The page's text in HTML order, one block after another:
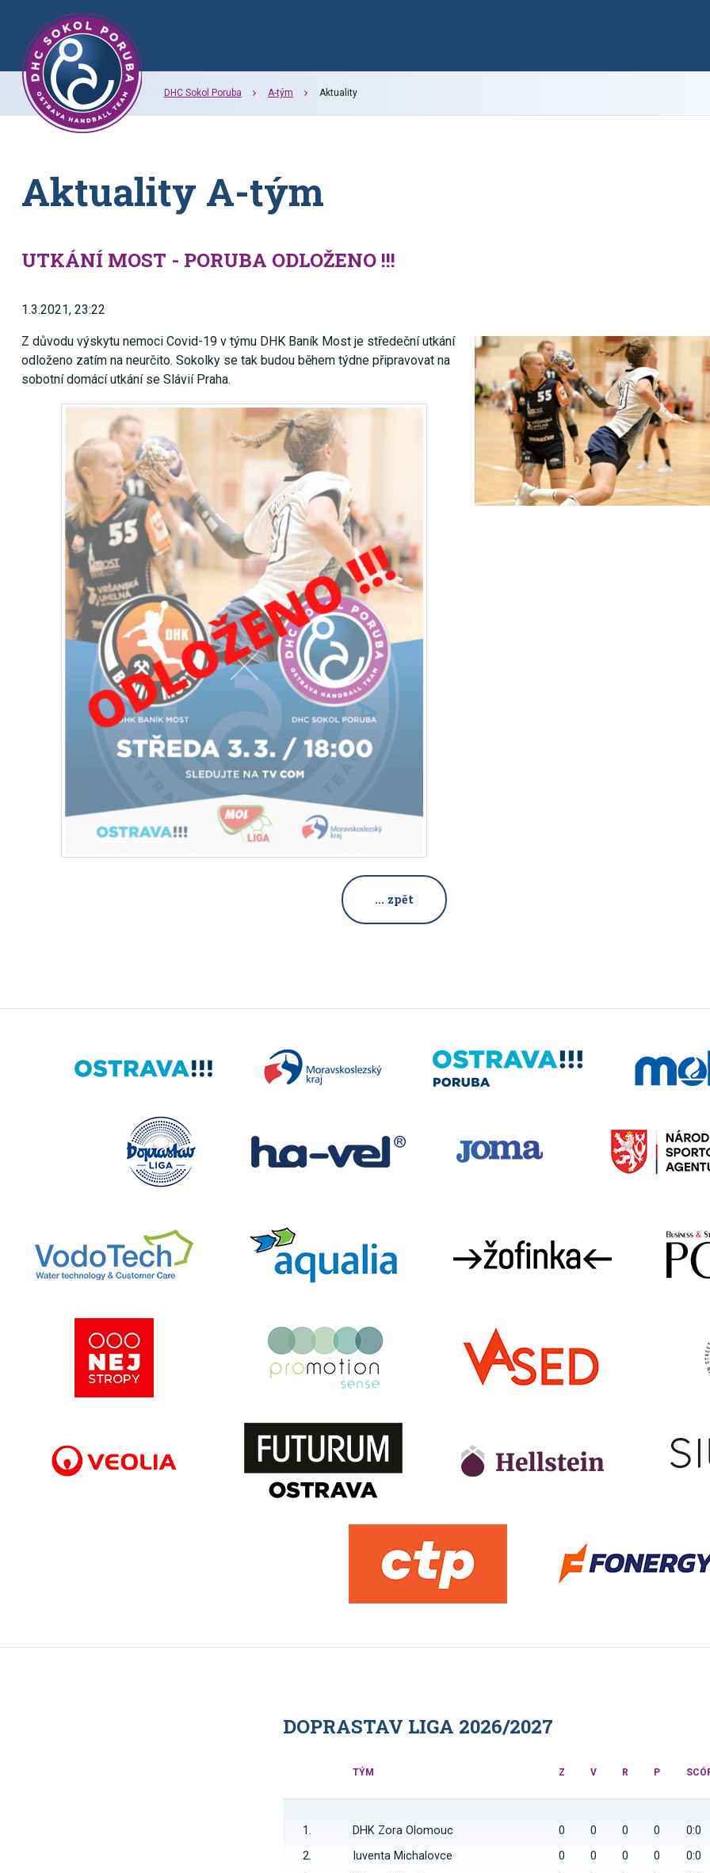
DHC Sokol Poruba A-tým Aktuality
Aktuality A-tým
UTKÁNÍ MOST - PORUBA ODLOŽENO !!!
1.3.2021, 23:22
Z důvodu výskytu nemoci Covid-19 v týmu DHK Baník Most je středeční utkání
odloženo zatím na neurčito. Sokolky se tak budou během týdne připravovat na
sobotní domácí utkání se Slávií Praha.
... zpět
DOPRASTAV LIGA 2026/2027
TÝM Z V R P
1. DHK Zora Olomouc 0 0 0 0
0:0
2.
Iuventa Michalovce 0 0 0 0
0:0